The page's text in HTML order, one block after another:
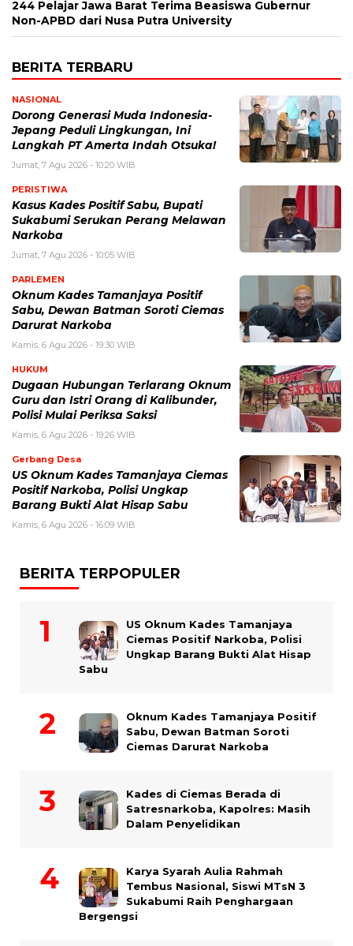
244 Pelajar Jawa Barat Terima Beasiswa Gubernur
Non-APBD dari Nusa Putra University
BERITA TERBARU
NASIONAL
Dorong Generasi Muda Indonesia-
Jepang Peduli Lingkungan, Ini
Langkah PT Amerta Indah Otsuka!
Jumat, 7 Agu 2026 - 10:20 WIB
PERISTIWA
Kasus Kades Positif Sabu, Bupati
Sukabumi Serukan Perang Melawan
Narkoba
Jumat, 7 Agu 2026 - 10:05 WIB
PARLEMEN
Oknum Kades Tamanjaya Positif
Sabu, Dewan Batman Soroti Ciemas
Darurat Narkoba
Kamis, 6 Agu 2026 - 19:30 WIB
HUKUM
Dugaan Hubungan Terlarang Oknum
Guru dan Istri Orang di Kalibunder,
Polisi Mulai Periksa Saksi
Kamis, 6 Agu 2026 - 19:26 WIB
Gerbang Desa
US Oknum Kades Tamanjaya Ciemas
Positif Narkoba, Polisi Ungkap
Barang Bukti Alat Hisap Sabu
Kamis, 6 Agu 2026 - 16:09 WIB
BERITA TERPOPULER
US Oknum Kades Tamanjaya
Ciemas Positif Narkoba, Polisi
Ungkap Barang Bukti Alat Hisap
Sabu
Oknum Kades Tamanjaya Positif
Sabu, Dewan Batman Soroti
Ciemas Darurat Narkoba
Kades di Ciemas Berada di
Satresnarkoba, Kapolres: Masih
Dalam Penyelidikan
Karya Syarah Aulia Rahmah
Tembus Nasional, Siswi MTsN 3
Sukabumi Raih Penghargaan
Bergengsi